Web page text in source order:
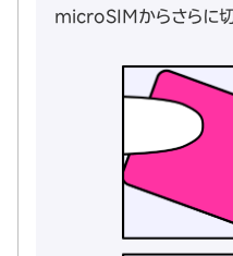
microSIMからさらに切